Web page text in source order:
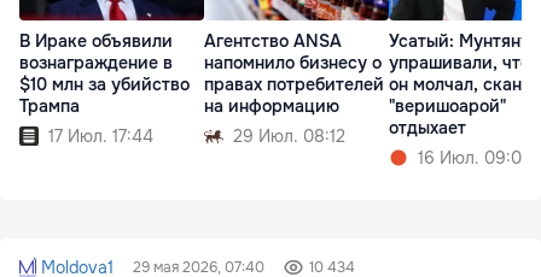
В Ираке объявили
вознаграждение в
$10 млн за убийство
Трампа
17 Июл. 17:44
Агентство ANSA
напомнило бизнесу о
правах потребителей
на информацию
29 Июл. 08:12
Усатый: Мунтяну
упрашивали,
он молчал,
"веришоарой"
отдыхает
16 Июл. 09:01
Moldova1 29 мая 2026, 07:40 10 434